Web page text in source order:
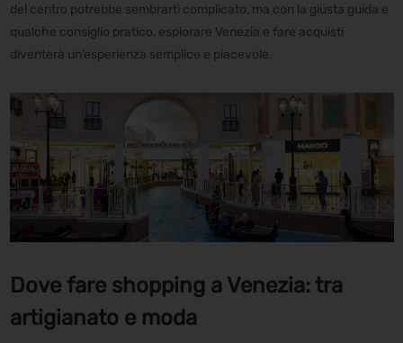
del centro potrebbe sembrarti complicato, ma con la giusta guida e
qualche consiglio pratico, esplorare Venezia e fare acquisti
diventerà un’esperienza semplice e piacevole.
Dove fare shopping a Venezia: tra
artigianato e moda